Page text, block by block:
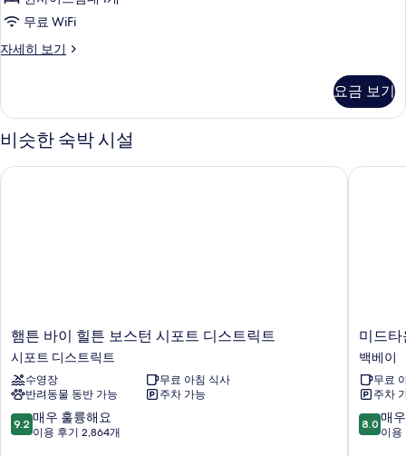
두
보
(First)
자
히
룸,
사
즈
침
대
1
기
무료 WiFi
자세히 보기
프
더
블
룸,
사
기
요금 보기
비슷한 숙박 시설
햄
튼
바
이
힐
튼
보
햄튼 바이 힐튼 보스턴 시포트 디스트릭트
시포트 디스트릭트
수영장
무료 아침 식사
반려동물 동반 가능
주차 가능
10
점
9.2 매우 훌륭해요
이용 후기 2,864개
햄튼 바이 힐튼 보스턴 시포트 디스트릭트
미
드
타
운
호
텔
MOD
미드
백베이
무료
주차
10
점
8.0 매
이용
미드타